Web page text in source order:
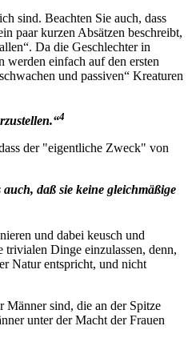
sind. Beachten Sie auch, dass
paar kurzen Absätzen beschreibt,
Da die Geschlechter in
werden einfach auf den ersten
und passiven“ Kreaturen
4
der "eigentliche Zweck" von
daß sie keine gleichmäßige
und dabei keusch und
trivialen Dinge einzulassen, denn,
Natur entspricht, und nicht
Männer sind, die an der Spitze
unter der Macht der Frauen